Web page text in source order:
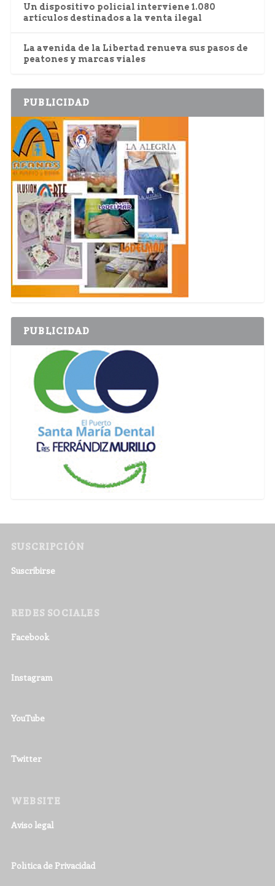
Un dispositivo policial interviene 1.080
artículos destinados a la venta ilegal
La avenida de la Libertad renueva sus pasos de
peatones y marcas viales
PUBLICIDAD
PUBLICIDAD
SUSCRIPCIÓN
Suscribirse
REDES SOCIALES
Facebook
Instagram
YouTube
Twitter
WEBSITE
Aviso legal
Política de Privacidad